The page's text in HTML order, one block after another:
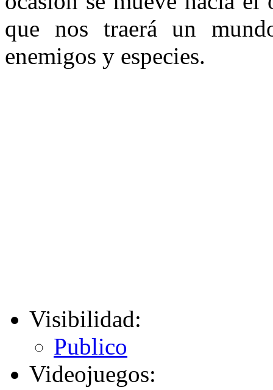
que nos traerá un
enemigos y especies.
Visibilidad:
Publico
Videojuegos: